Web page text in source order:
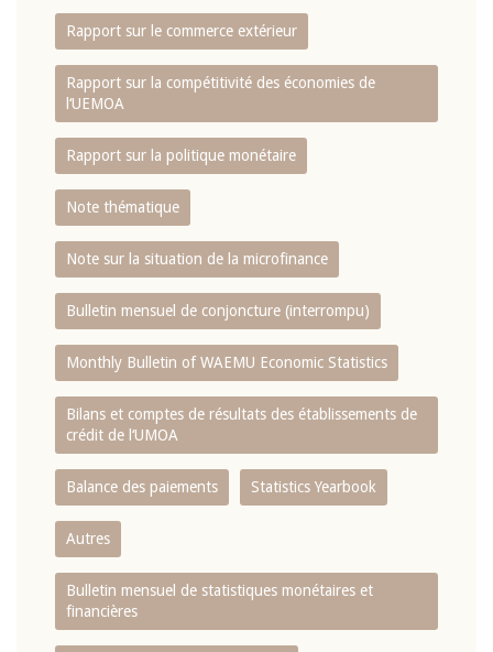
Rapport sur le commerce extérieur
Rapport sur la compétitivité des économies de
l‘UEMOA
Rapport sur la politique monétaire
Note thématique
Note sur la situation de la microfinance
Bulletin mensuel de conjoncture (interrompu)
Monthly Bulletin of WAEMU Economic Statistics
Bilans et comptes de résultats des établissements de
crédit de l‘UMOA
Balance des paiements Statistics Yearbook
Autres
Bulletin mensuel de statistiques monétaires et
financières